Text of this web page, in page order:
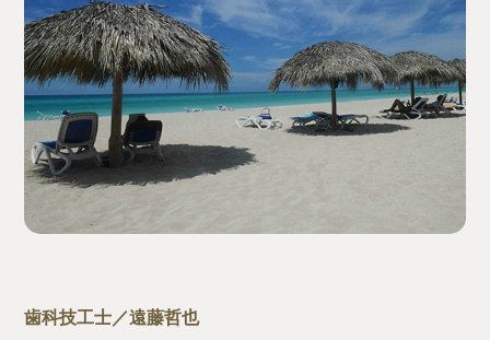
歯科技工士／遠藤哲也